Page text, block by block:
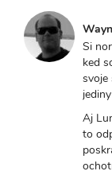
Si
ked
svoje
Aj
to